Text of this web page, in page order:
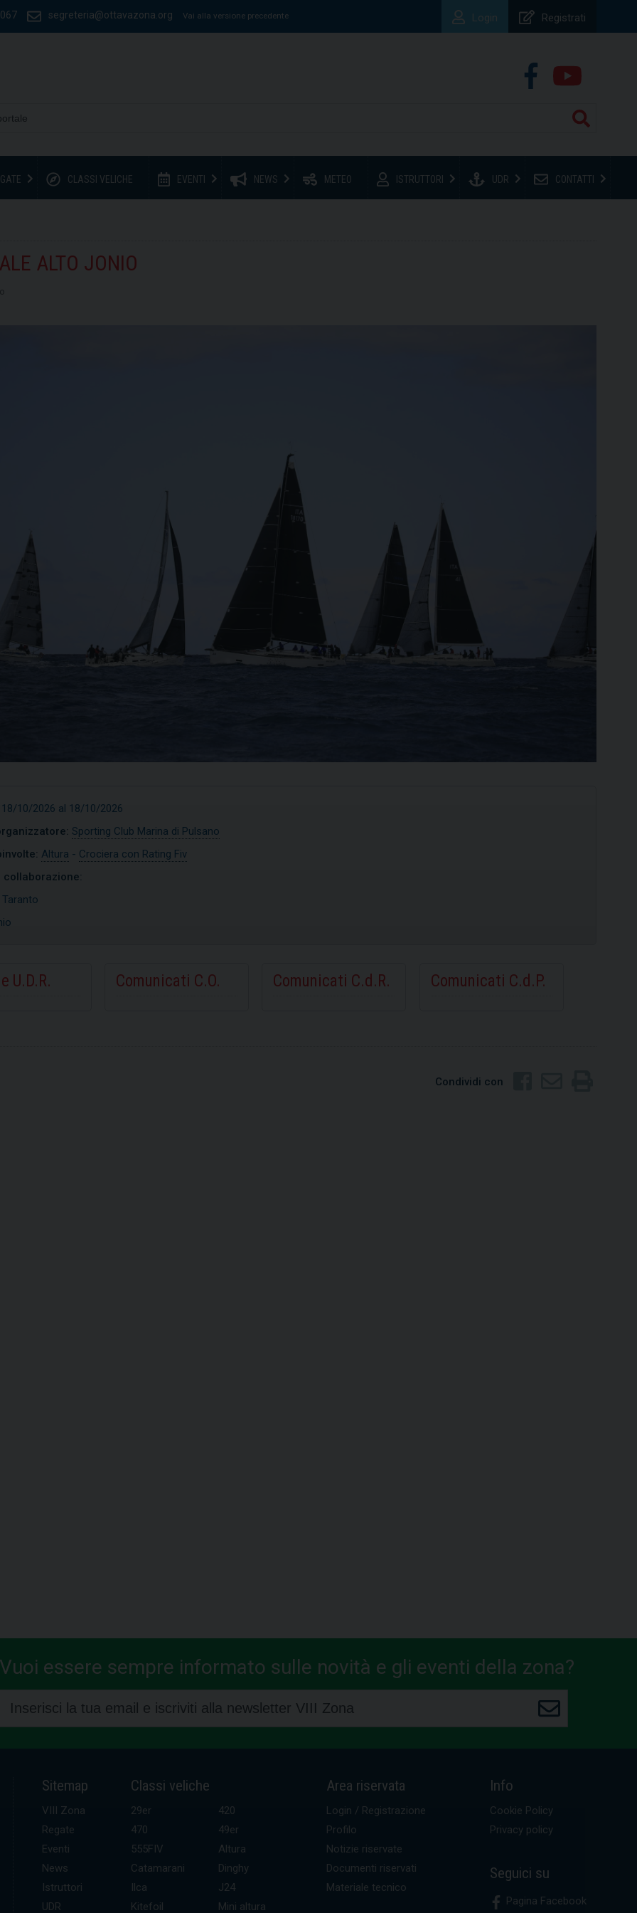
segreteria@ottavazona.org Vai alla versione precedente Registrati
Login
CLASSI VELICHE EVENTI NEWS METEO ISTRUTTORI UDR CONTATTI
ALTO JONIO
18/10/2026 al 18/10/2026
Sporting Club Marina di Pulsano
Altura - Crociera con Rating Fiv
collaborazione:
Taranto
U.D.R. Comunicati C.O. Comunicati C.d.R. Comunicati C.d.P.
Condividi con
Vuoi essere sempre informato sulle novità e gli eventi della zona?
Sitemap
VIII Zona
Regate
Eventi
News
Istruttori
UDR
Classi veliche
29er
420
470
49er
555FIV
Altura
Catamarani
Dinghy
Ilca
J24
Kitefoil
Mini altura
Area riservata
Login / Registrazione
Profilo
Notizie riservate
Documenti riservati
Materiale tecnico
Info
Cookie Policy
Privacy policy
Seguici su
Pagina Facebook